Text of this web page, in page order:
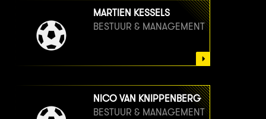
MARTIEN KESSELS
BESTUUR & MANAGEMENT
NICO VAN KNIPPENBERG
BESTUUR & MANAGEMENT